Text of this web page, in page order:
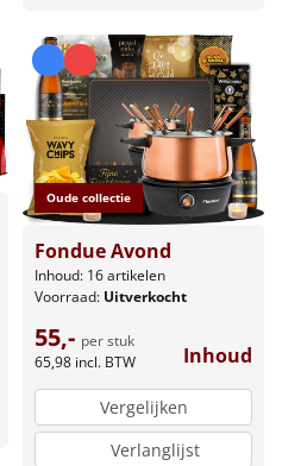
Oude collectie
Fondue Avond
Inhoud: 16 artikelen
Voorraad: Uitverkocht
55,- per stuk
65,98 incl. BTW Inhoud
Vergelijken
Verlanglijst